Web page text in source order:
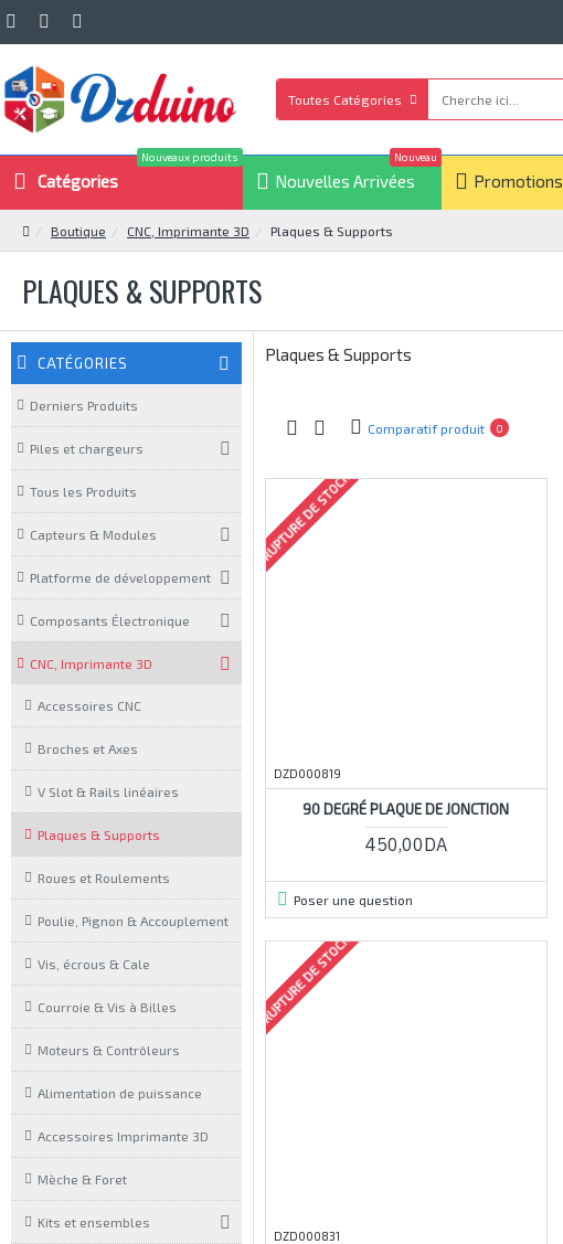
Toutes Catégories
Catégories
Nouveaux produits
Nouvelles Arrivées
Nouveau
Promotions
Boutique CNC, Imprimante 3D Plaques & Supports
PLAQUES & SUPPORTS
CATÉGORIES
Derniers Produits
Piles et chargeurs
Tous les Produits
Capteurs & Modules
Platforme de développement
Composants Électronique
CNC, Imprimante 3D
Accessoires CNC
Broches et Axes
V Slot & Rails linéaires
Plaques & Supports
Roues et Roulements
Poulie, Pignon & Accouplement
Vis, écrous & Cale
Courroie & Vis à Billes
Moteurs & Contrôleurs
Alimentation de puissance
Accessoires Imprimante 3D
Mèche & Foret
Kits et ensembles
Plaques & Supports
Comparatif produit 0
RUPTURE DE STOCK
DZD000819
90 DEGRÉ PLAQUE DE JONCTION
450,00DA
Poser une question
RUPTURE DE STOCK
DZD000831